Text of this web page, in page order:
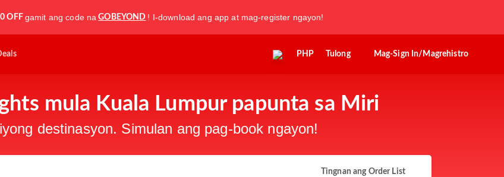
OFF gamit ang code na GOBEYOND ! I-download ang app at mag-register ngayon!
PHP Tulong Mag-Sign In/Magrehistro
mula Kuala Lumpur papunta sa Miri
destinasyon. Simulan ang pag-book ngayon!
Tingnan ang Order List